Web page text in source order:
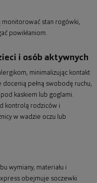
monitorować stan rogówki,
powikłaniom.
i osób aktywnych
minimalizując kontakt
docenią pełną swobodę ruchu,
kaskiem lub goglami.
kontrolą rodziców i
w wadzie oczu lub
wymiany, materiału i
obejmuje soczewki